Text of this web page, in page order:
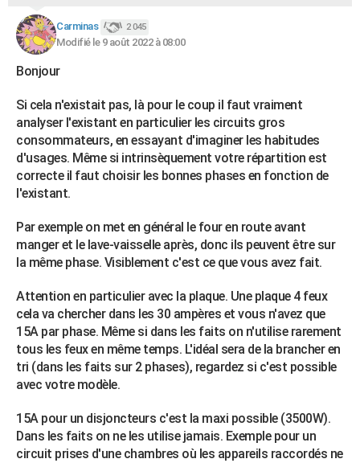
Carminas 2 045
Modifié le 9 août 2022 à 08:00
Bonjour
Si cela n'existait pas, là pour le coup il faut vraiment
analyser l'existant en particulier les circuits gros
consommateurs, en essayant d'imaginer les habitudes
d'usages. Même si intrinsèquement votre répartition est
correcte il faut choisir les bonnes phases en fonction de
l'existant.
Par exemple on met en général le four en route avant
manger et le lave-vaisselle après, donc ils peuvent être sur
la même phase. Visiblement c'est ce que vous avez fait.
Attention en particulier avec la plaque. Une plaque 4 feux
cela va chercher dans les 30 ampères et vous n'avez que
15A par phase. Même si dans les faits on n'utilise rarement
tous les feux en même temps. L'idéal sera de la brancher en
tri (dans les faits sur 2 phases), regardez si c'est possible
avec votre modèle.
15A pour un disjoncteurs c'est la maxi possible (3500W).
Dans les faits on ne les utilise jamais. Exemple pour un
circuit prises d'une chambres où les appareils raccordés ne